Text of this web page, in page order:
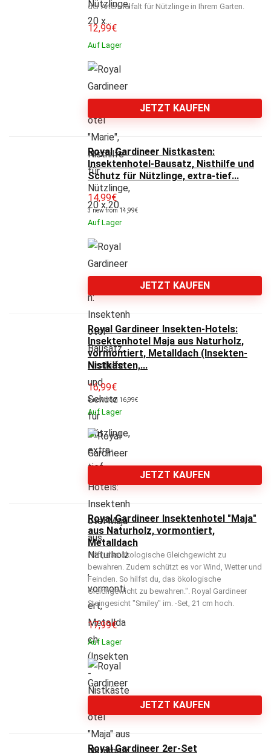
der Artenvielfalt für Nützlinge in Ihrem Garten.
12,99€
Auf Lager
JETZT KAUFEN
Royal Gardineer Nistkasten:
Insektenhotel-Bausatz, Nisthilfe und
Schutz für Nützlinge, extra-tief...
14,99€
3 new from 14,99€
Auf Lager
JETZT KAUFEN
Royal Gardineer Insekten-Hotels:
Insektenhotel Maja aus Naturholz,
vormontiert, Metalldach (Insekten-
Nistkästen,...
16,99€
4 new from 16,99€
Auf Lager
JETZT KAUFEN
Royal Gardineer Insektenhotel "Maja"
aus Naturholz, vormontiert,
Metalldach
Hilft, das ökologische Gleichgewicht zu
bewahren. Zudem schützt es vor Wind, Wetter und
Feinden. So hilfst du, das ökologische
Gleichgewicht zu bewahren.". Royal Gardineer
Steingesicht "Smiley" im. -Set, 21 cm hoch.
17,99€
Auf Lager
JETZT KAUFEN
Royal Gardineer 2er-Set